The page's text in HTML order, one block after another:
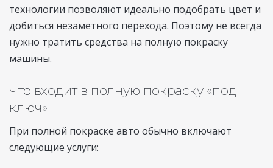
технологии позволяют идеально подобрать цвет и
добиться незаметного перехода. Поэтому не всегда
нужно тратить средства на полную покраску
машины.
Что входит в полную покраску «под
ключ»
При полной покраске авто обычно включают
следующие услуги: